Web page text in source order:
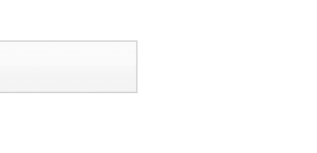
絡させていただき
画運休や各校で休